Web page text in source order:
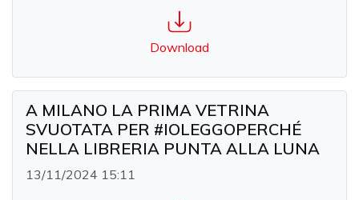
Download
A MILANO LA PRIMA VETRINA
SVUOTATA PER #IOLEGGOPERCHÉ
NELLA LIBRERIA PUNTA ALLA LUNA
13/11/2024 15:11